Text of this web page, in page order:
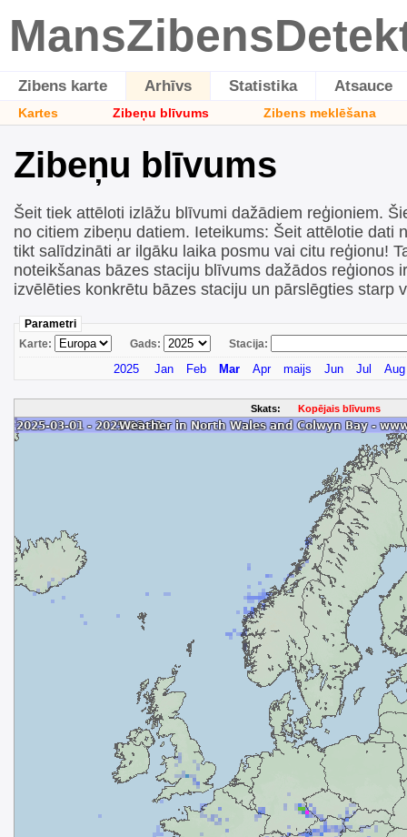
Zibens karte Arhīvs Statistika Atsauce
Kartes Zibeņu blīvums Zibens meklēšana
Zibeņu blīvums
Šeit tiek attēloti izlāžu blīvumi dažādiem reģioniem.
no citiem zibeņu datiem. Ieteikums: Šeit attēlotie dati
tikt salīdzināti ar ilgāku laika posmu vai citu reģionu!
noteikšanas bāzes staciju blīvums dažādos reģionos
izvēlēties konkrētu bāzes staciju un pārslēgties starp
Parametri
Karte:
Gads: Stacija:
2025 Jan Feb Mar Apr maijs Jun Jul Aug
Skats: Kopējais blīvums